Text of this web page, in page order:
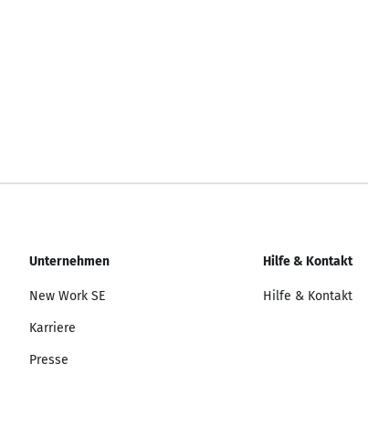
Unternehmen
New Work SE
Karriere
Presse
Hilfe & Kontakt
Hilfe & Kontakt